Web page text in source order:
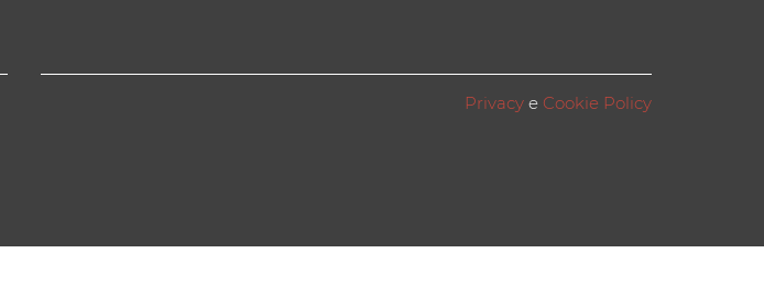
Privacy e Cookie Policy